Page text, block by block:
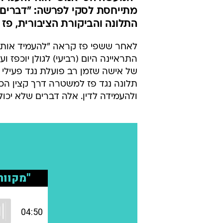
מתייחסת לסקי לפרשה:
התלונה והביקורת הציבורית,
לאחר ששפי פז קראה "להעמיד
של אישה שזמן רב פועלת נגד
תלונה נגד פז למשטרה דרך קצין
ולהעמידה לדין. אלה דברים שלא